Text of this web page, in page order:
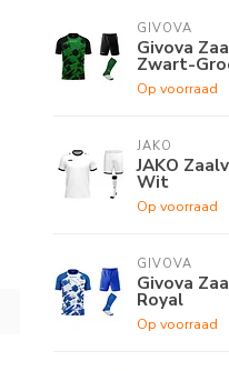
GIVOVA
Givova
Zwart-
Op voorraad
JAKO
JAKO
Wit
Op voorraad
GIVOVA
Givova
Royal
Op voorraad